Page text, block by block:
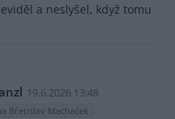
a neslyšel, když tomu
19.6.2026 13:48
Břetislav Machaček